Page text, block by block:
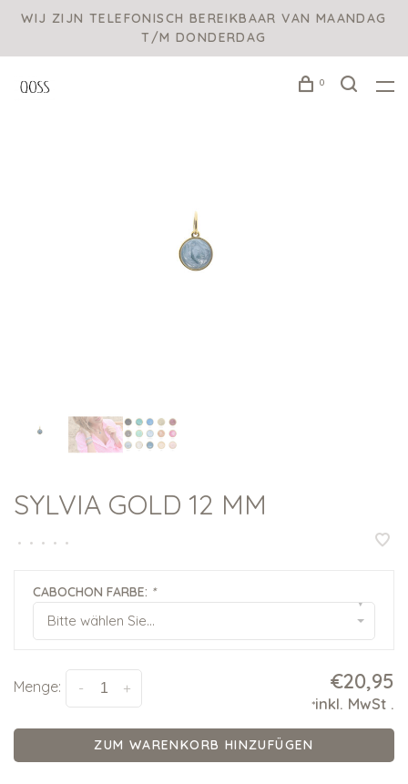
WIJ ZIJN TELEFONISCH BEREIKBAAR VAN MAANDAG
T/M DONDERDAG
0
SYLVIA GOLD 12 MM
• • • • •
CABOCHON FARBE: *
Bitte wählen Sie...
▾
Menge: +
- €20,95
*inkl. MwSt .
ZUM WARENKORB HINZUFÜGEN